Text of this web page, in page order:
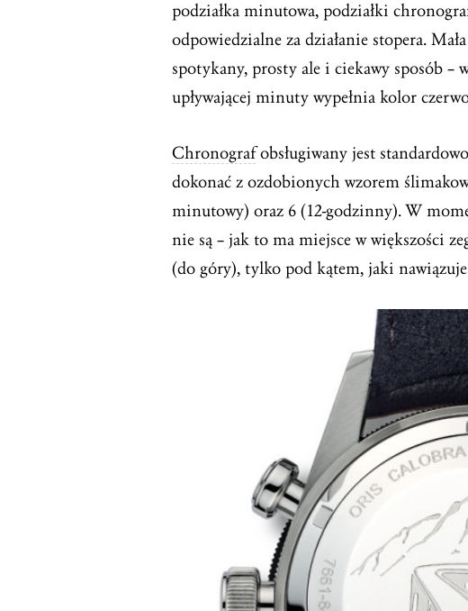
podziałka minutowa, podziałki
odpowiedzialne za działanie stopera. Mała
spotykany, prosty ale i ciekawy sposób –
upływającej minuty wypełnia kolor
Chronografobsługiwany jest
dokonać z ozdobionych wzorem
minutowy) oraz 6 (12-godzinny). W
nie są – jak to ma miejsce w większości
(do góry), tylko pod kątem, jaki